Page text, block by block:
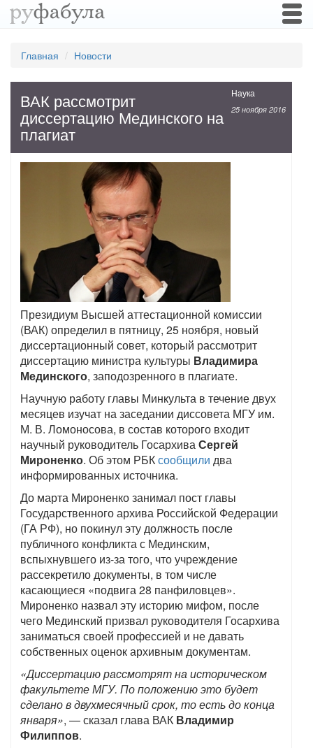
Главная Новости
Наука
25 ноября 2016
ВАК рассмотрит
диссертацию Мединского на
плагиат
Президиум Высшей аттестационной комиссии
(ВАК) определил в пятницу, 25 ноября, новый
диссертационный совет, который рассмотрит
диссертацию министра культуры Владимира
Мединского, заподозренного в плагиате.
Научную работу главы Минкульта в течение двух
месяцев изучат на заседании диссовета МГУ им.
М. В. Ломоносова, в состав которого входит
научный руководитель ГосархиваСергей
Мироненко. Об этом РБКсообщили два
информированных источника.
До марта Мироненко занимал пост главы
Государственного архива Российской Федерации
(ГА РФ), но покинул эту должность после
публичного конфликта с Мединским,
вспыхнувшего из-за того, что учреждение
рассекретило документы, в том числе
касающиеся «подвига 28 панфиловцев».
Мироненко назвал эту историю мифом, после
чего Мединский призвал руководителя Госархива
заниматься своей профессией и не давать
собственных оценок архивным документам.
«Диссертацию рассмотрят на историческом
факультете МГУ. По положению это будет
сделано в двухмесячный срок, то есть до конца
января», — сказал глава ВАК Владимир
Филиппов.